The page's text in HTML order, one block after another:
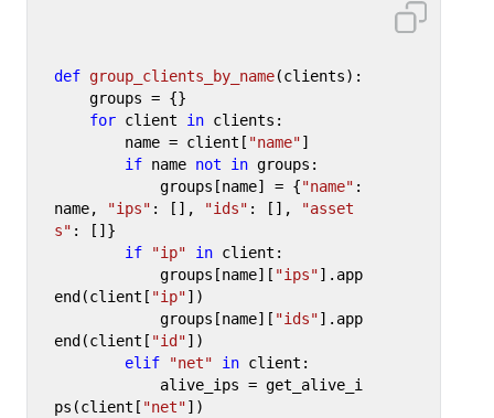
def group_clients_by_name(clients):
for client in clients:
        name = client[
"name"]
if name not in groups:
            groups[name] = {
"name" :
name,
"ips" : [], "ids" : [],
"asset
s" : []}
if
"ip" in client:
            groups[name][
"ips"].app
end(client[ "ip"])
            groups[name][
"ids"].app
end(client[ "id"])
elif
"net" in client:
ps(client[ "net"])